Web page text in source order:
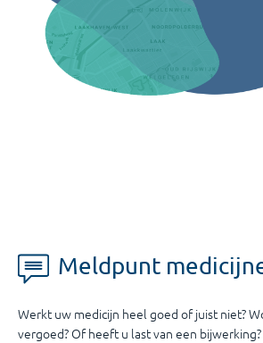
Meldpunt
Werkt uw medicijn heel goed of juist niet?
vergoed? Of heeft u last van een